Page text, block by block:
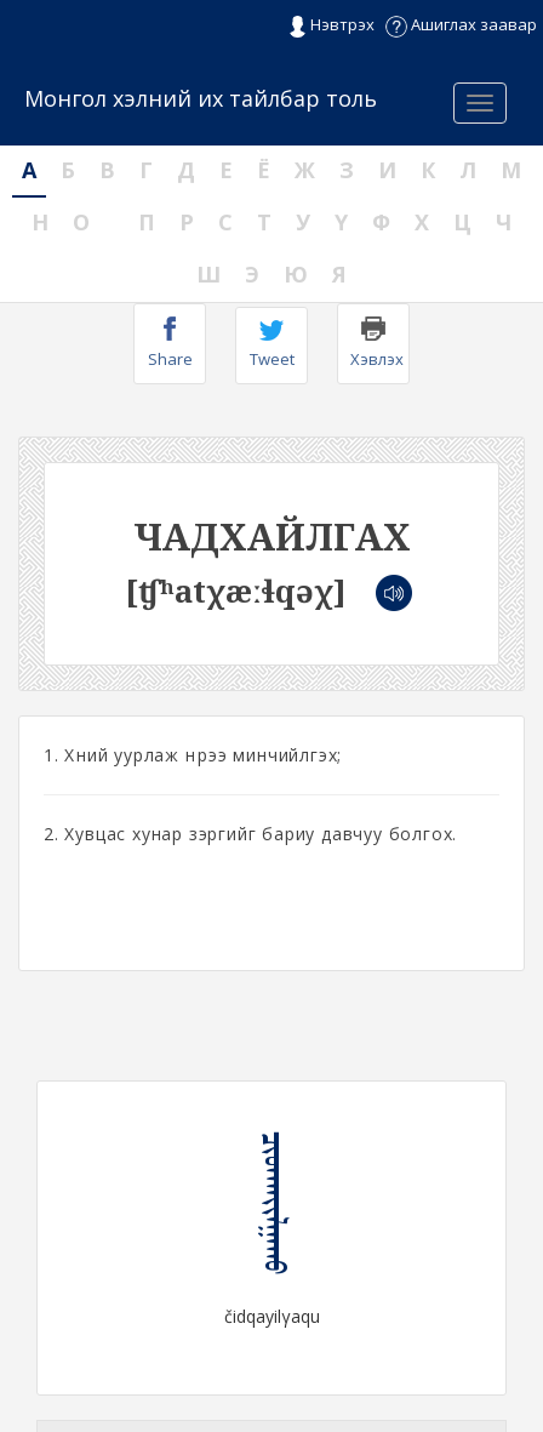
Нэвтрэх Ашиглах заавар
Menu
Монгол хэлний их тайлбар толь
А Б В Г Д Е Ё Ж З И К Л
М
Н
О П Р С Т У Ү Ф Х Ц
Ч
Ш
Э Ю Я
Share Tweet Хэвлэх
ЧАДХАЙЛГАХ
[ʧʰatχæːɬqəχ]
1. Хүний уурлаж нүүрээ минчийлгэх;
2. Хувцас хунар зэргийг бариу давчуу болгох.
ᠴᠢᠳᠬᠠᠶᠢᠯᠭᠠᠬᠤ
čidqayilγaqu